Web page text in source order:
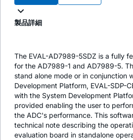
製品詳細
The EVAL-AD7989-5SDZ is a fully
for the AD7989-1 and AD7989-5.
stand alone mode or in conjunction
Development Platform, EVAL-SDP-
with the System Development
provided enabling the user to
the ADC's performance. This
technical note describing the
evaluation board in standalone